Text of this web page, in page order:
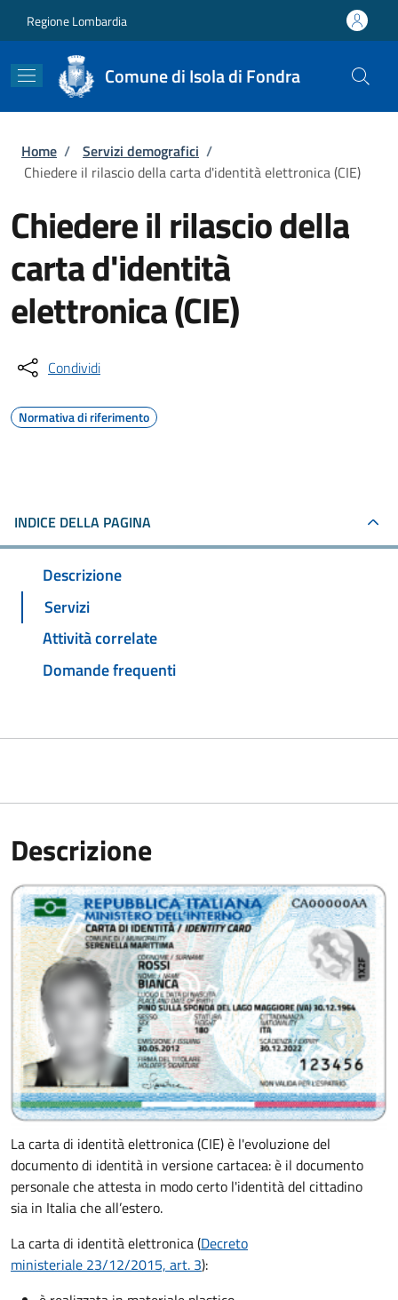
Regione Lombardia
Comune di Isola di Fondra
Briciole di pane
Home / Servizi demografici /
Chiedere il rilascio della carta d'identità elettronica (CIE)
Chiedere il rilascio della
carta d'identità
elettronica (CIE)
Condividi
Normativa di riferimento
INDICE DELLA PAGINA
Descrizione
Servizi
Attività correlate
Domande frequenti
Descrizione
La carta di identità elettronica (CIE) è l'evoluzione del
documento di identità in versione cartacea: è il documento
personale che attesta in modo certo l'identità del cittadino
sia in Italia che all’estero.
La carta di identità elettronica (Decreto
ministeriale 23/12/2015, art. 3):